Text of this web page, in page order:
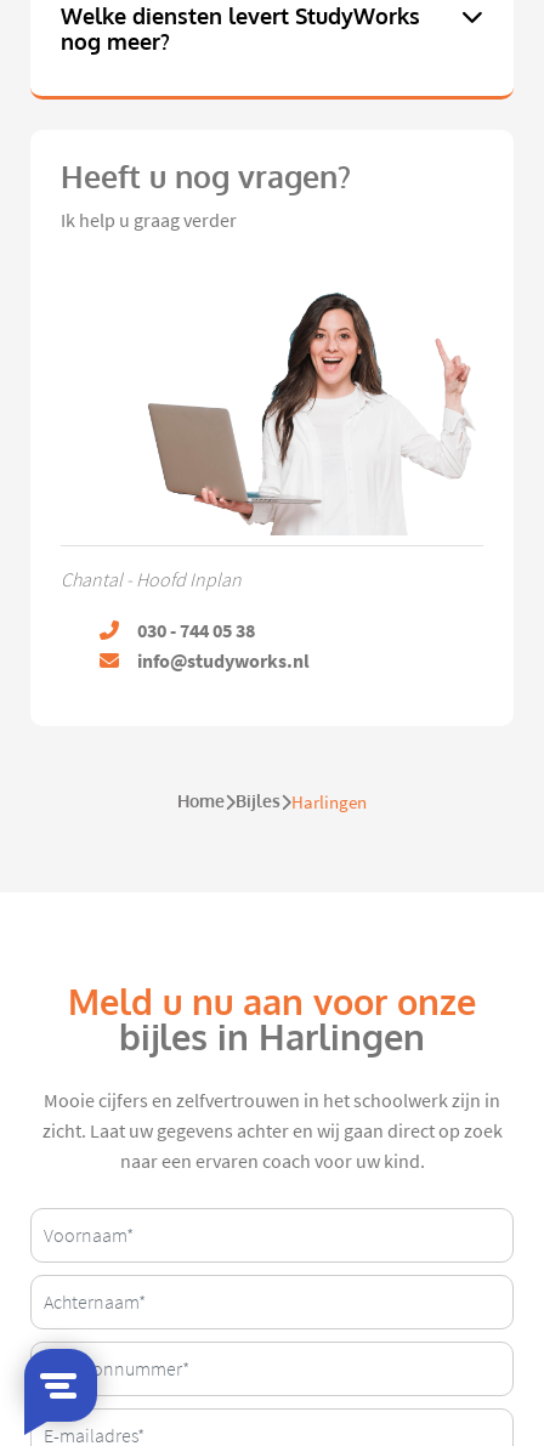
Welke diensten levert StudyWorks
nog meer?
Heeft u nog vragen?
Ik help u graag verder
Chantal - Hoofd Inplan
030 - 744 05 38
info@studyworks.nl
Home Bijles Harlingen
Meld u nu aan voor onze
bijles in Harlingen
Mooie cijfers en zelfvertrouwen in het schoolwerk zijn in
zicht. Laat uw gegevens achter en wij gaan direct op zoek
naar een ervaren coach voor uw kind.